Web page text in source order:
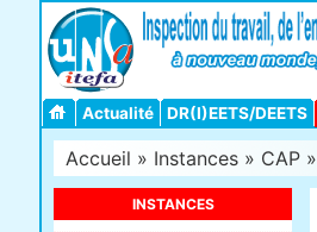
Actualité DR(I)EETS/DEETS
Accueil » Instances » CAP »
INSTANCES